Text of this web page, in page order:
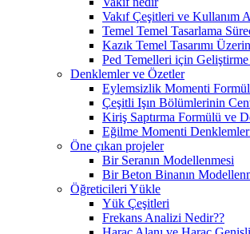
Vakıf Çeşitleri ve Kullanım
Temel Temel Tasarlama
Kazık Temel Tasarımı
Ped Temelleri için
Denklemler ve Özetler
Eylemsizlik Momenti
Çeşitli Işın Bölümlerinin
Kiriş Saptırma Formülü ve
Eğilme Momenti
Öne çıkan projeler
Bir Seranın Modellenmesi
Bir Beton Binanın
Öğreticileri Yükle
Yük Çeşitleri
Frekans Analizi Nedir??